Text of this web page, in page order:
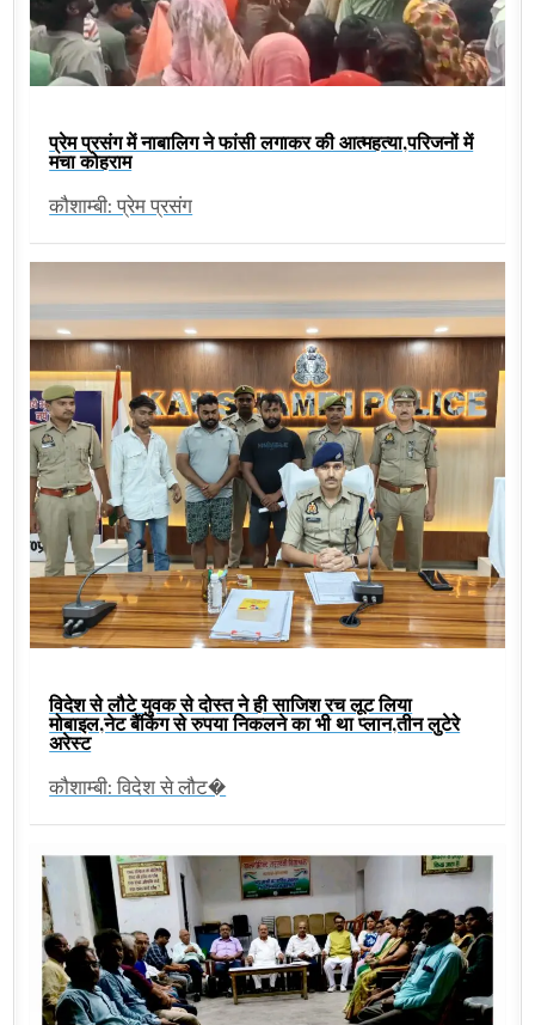
प्रेम प्रसंग में नाबालिग ने फांसी लगाकर की आत्महत्या,परिजनों में
मचा कोहराम
कौशाम्बी: प्रेम प्रसंग
विदेश से लौटे युवक से दोस्त ने ही साजिश रच लूट लिया
मोबाइल,नेट बैंकिंग से रुपया निकलने का भी था प्लान,तीन लुटेरे
अरेस्ट
कौशाम्बी: विदेश से लौट�